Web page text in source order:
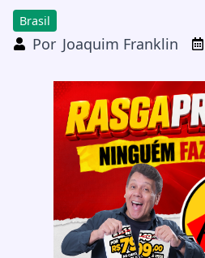
Brasil
Por Joaquim Franklin